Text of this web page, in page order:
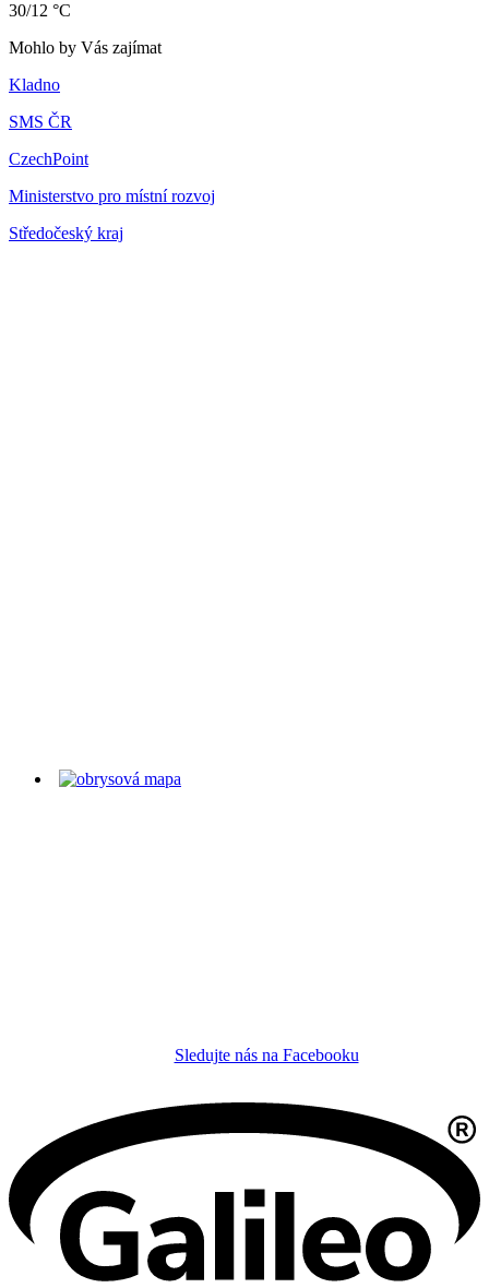
30/12 °C
Mohlo by Vás zajímat
Kladno
SMS ČR
CzechPoint
Ministerstvo pro místní rozvoj
Středočeský kraj
Sledujte nás na Facebooku